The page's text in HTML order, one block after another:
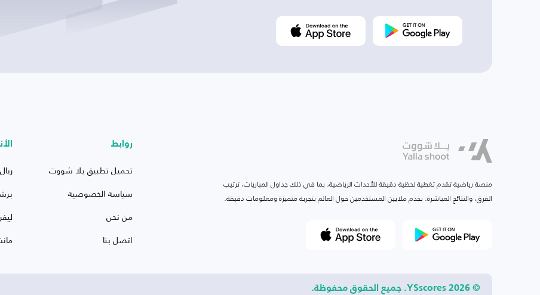
منصة رياضية تقدم تغطية لحظية دقيقة للأحداث الرياضية، بما في ذلك جداول المباريات، ترتيب
الفرق، والنتائج المباشرة. نخدم ملايين المستخدمين حول العالم بتجربة متميزة ومعلومات دقيقة.
روابط
تحميل تطبيق يلا شووت
سياسة الخصوصية
من نحن
اتصل بنا
© 2026 YSscores. جميع الحقوق محفوظة.